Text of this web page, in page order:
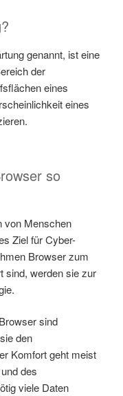
genannt, ist eine
der
eines
eines
so
von Menschen
Ziel für Cyber-
Browser zum
sind, werden sie zur
sind
den
Komfort geht meist
des
viele Daten